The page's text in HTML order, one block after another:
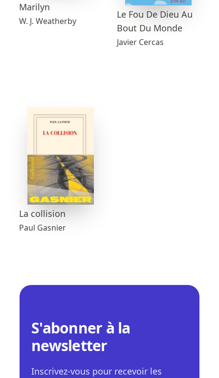
Marilyn
W. J. Weatherby
Le Fou De Dieu Au
Bout Du Monde
Javier Cercas
La collision
Paul Gasnier
S'abonner à la
newsletter
Inscrivez-vous pour recevoir les